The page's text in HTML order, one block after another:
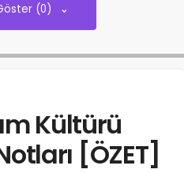
(0)
Kültürü
[ÖZET]